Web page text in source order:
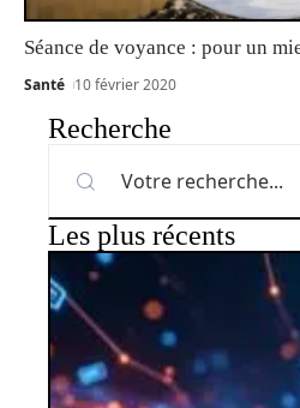
Séance de voyance : pour un
Santé 10 février 2020
Recherche
Les plus récents